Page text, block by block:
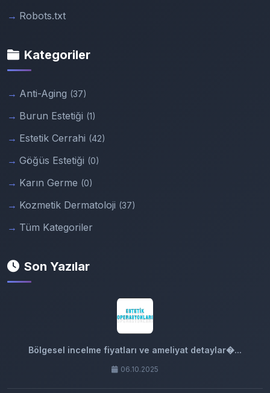
Robots.txt
Kategoriler
Anti-Aging (37)
Burun Estetiği (1)
Estetik Cerrahi (42)
Göğüs Estetiği (0)
Karın Germe (0)
Kozmetik Dermatoloji (37)
Tüm Kategoriler
Son Yazılar
Bölgesel incelme fiyatları ve ameliyat detaylar�...
06.10.2025